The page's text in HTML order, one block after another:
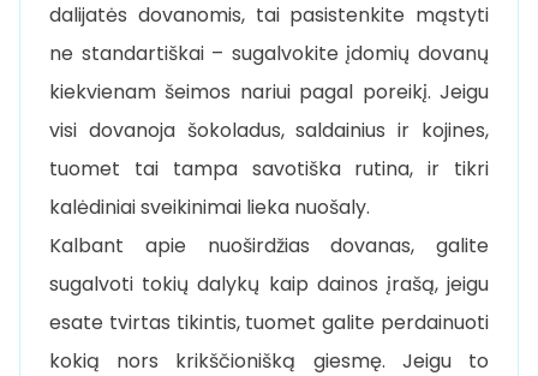
dalijatės dovanomis, tai pasistenkite mąstyti
ne standartiškai – sugalvokite įdomių dovanų
kiekvienam šeimos nariui pagal poreikį. Jeigu
visi dovanoja šokoladus, saldainius ir kojines,
tuomet tai tampa savotiška rutina, ir tikri
kalėdiniai sveikinimai lieka nuošaly.
Kalbant apie nuoširdžias dovanas, galite
sugalvoti tokių dalykų kaip dainos įrašą, jeigu
esate tvirtas tikintis, tuomet galite perdainuoti
kokią nors krikščionišką giesmę. Jeigu to